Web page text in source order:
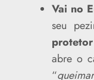
Vai no
seu
abre o
“